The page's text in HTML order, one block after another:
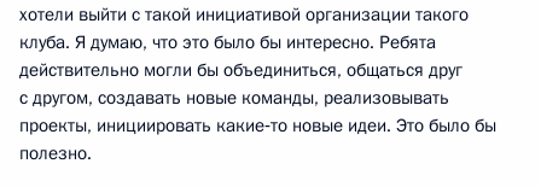
хотели выйти с такой инициативой организации такого
клуба. Я думаю, что это было бы интересно. Ребята
действительно могли бы объединиться, общаться друг
с другом, создавать новые команды, реализовывать
проекты, инициировать какие‑то новые идеи. Это было бы
полезно.